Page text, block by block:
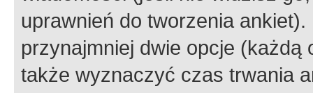
uprawnień do tworzenia
przynajmniej dwie opcje
także wyznaczyć czas trwania